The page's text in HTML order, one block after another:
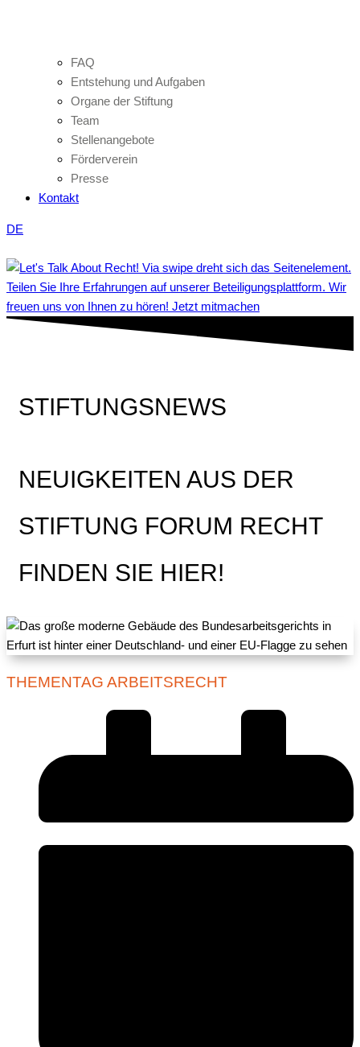
FAQ
Entstehung und Aufgaben
Organe der Stiftung
Team
Stellenangebote
Förderverein
Presse
Kontakt
DE
Teilen Sie Ihre Erfahrungen auf unserer Beteiligungsplattform. Wir
freuen uns von Ihnen zu hören! Jetzt mitmachen
STIFTUNGSNEWS
NEUIGKEITEN AUS DER
STIFTUNG FORUM RECHT
FINDEN SIE HIER!
THEMENTAG ARBEITSRECHT